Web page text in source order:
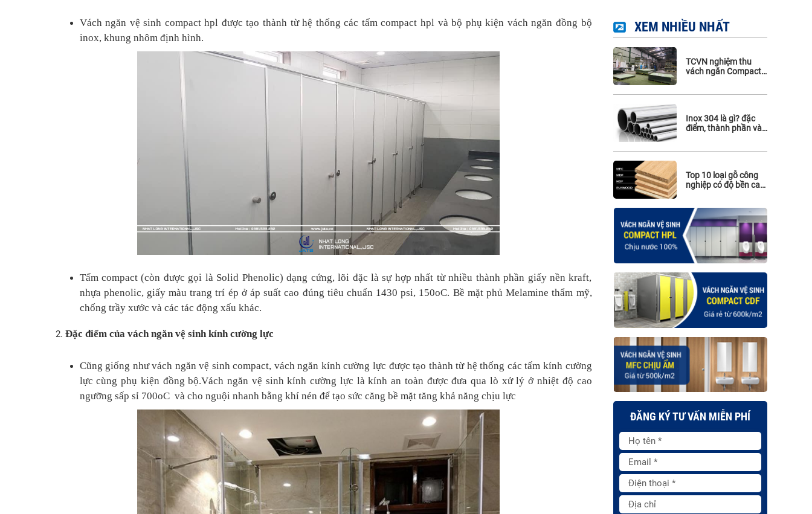
Phụ kiện Maghin
Phụ kiện inox 316
SÀN NÂNG OA
SÀN NÂNG KỸ THUẬT HPL
SÀN NÂNG THÔNG KHÍ
Vách ngăn vệ sinh compact hpl được tạo thành từ hệ thống các tấm compact hpl và bộ phụ kiện vách ngăn đồng bộ
inox, khung nhôm định hình.
Tấm compact (còn được gọi là Solid Phenolic) dạng cứng, lõi đặc là sự hợp nhất từ nhiều thành phần giấy nền kraft,
nhựa phenolic, giấy màu trang trí ép ở áp suất cao đúng tiêu chuẩn 1430 psi, 150oC. Bề mặt phủ Melamine thẩm mỹ,
chống trầy xước và các tác động xấu khác.
Đặc điểm của vách ngăn vệ sinh kính cường lực
Cũng giống như vách ngăn vệ sinh compact, vách ngăn kính cường lực được tạo thành từ hệ thống các tấm kính cường
lực cùng phụ kiện đồng bộ.Vách ngăn vệ sinh kính cường lực là kính an toàn được đưa qua lò xử lý ở nhiệt độ cao
ngưỡng sấp sỉ 700oC và cho nguội nhanh bằng khí nén để tạo sức căng bề mặt tăng khả năng chịu lực
XEM NHIỀU NHẤT
TCVN nghiệm thu
vách ngăn Compact-
Inox 304 là gì? đặc
điểm, thành phần và
Top 10 loại gỗ công
nghiệp có độ bền cao
ĐĂNG KÝ TƯ VẤN MIỄN PHÍ